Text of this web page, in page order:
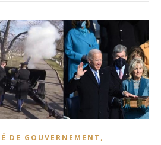
DE GOUVERNEMENT ,